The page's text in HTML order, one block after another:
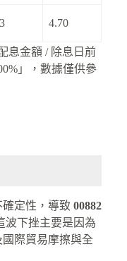
4.70
息金額 / 除息日前
」，數據僅供參
定性，導致 00882
波下挫主要是因為
際貿易摩擦與全